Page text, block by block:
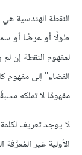
النقطة الهندسية
طولًا أو عرضًا أو
لمفهوم النقطة إن
الفضاء" إلى مفهوم
مفهومًا لا تملكه
لا يوجد تعريف لكلمة
الأولية غير